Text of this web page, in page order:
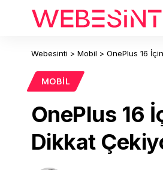
Webesinti > Mobil > OnePlus 16
MOBIL
OnePlus 16
Dikkat